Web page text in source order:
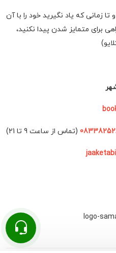
زمانی که یاد نگیرید خود را با آن
برای متمایز شدن پیدا نکنید،
(تماس از ساعت 9 تا 21)